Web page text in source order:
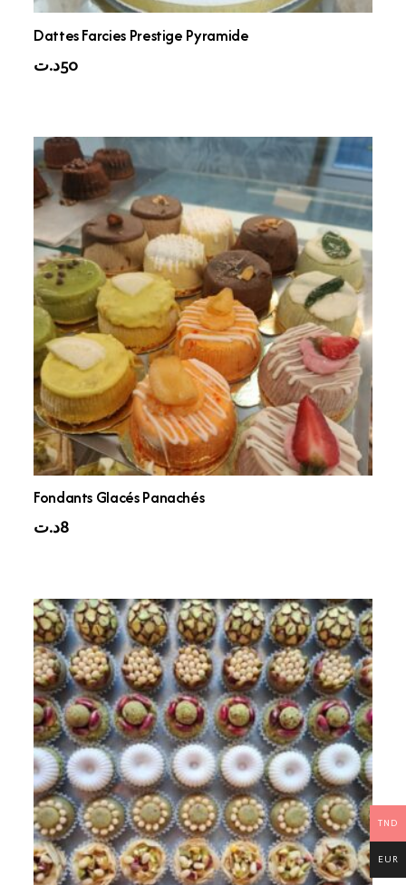
Dattes Farcies Prestige Pyramide
50د.ت
Fondants Glacés Panachés
8د.ت
TND
EUR